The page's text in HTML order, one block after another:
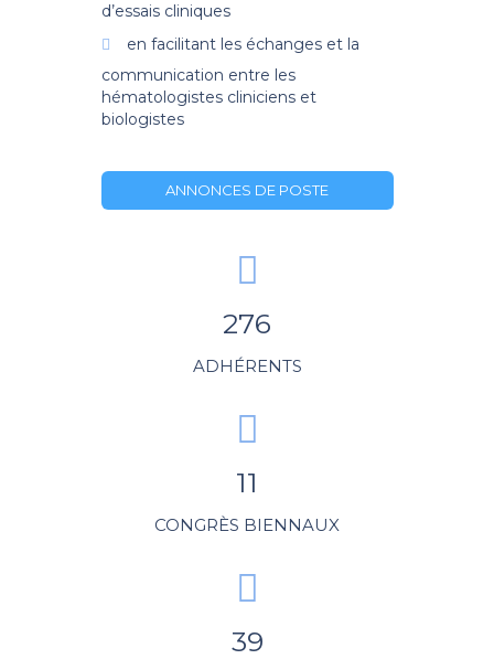
d’essais cliniques
en facilitant les échanges et la
communication entre les
hématologistes cliniciens et
biologistes
ANNONCES DE POSTE
276
ADHÉRENTS
11
CONGRÈS BIENNAUX
39